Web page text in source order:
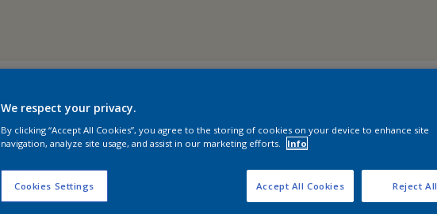
54resultaten voor jou
We respect your privacy.
By clicking “Accept All Cookies”, you agree to the storing of cookies on your device to enhance site
navigation, analyze site usage, and assist in our marketing efforts.
Info
Cookies Settings Reject All
Accept All Cookies